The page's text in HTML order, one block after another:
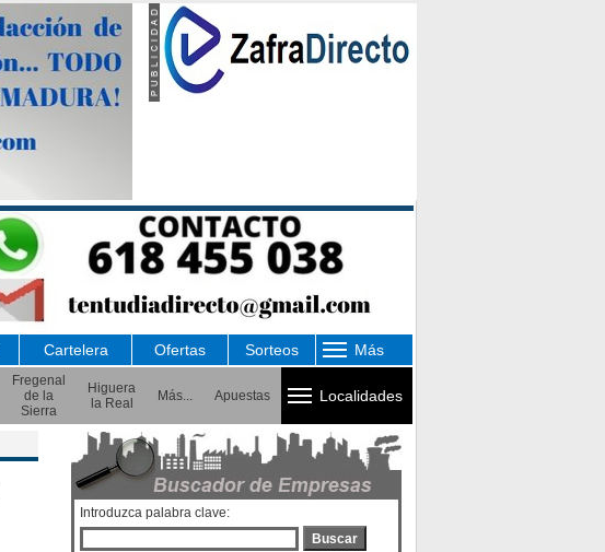
Cartelera Ofertas Sorteos Más
Fregenal
de la
Sierra
Higuera
la Real
Más... Apuestas Localidades
Introduzca palabra clave:
Buscar